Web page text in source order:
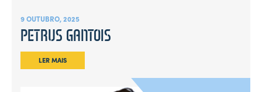
9 OUTUBRO, 2025
PETRUS GANTOIS
LER MAIS